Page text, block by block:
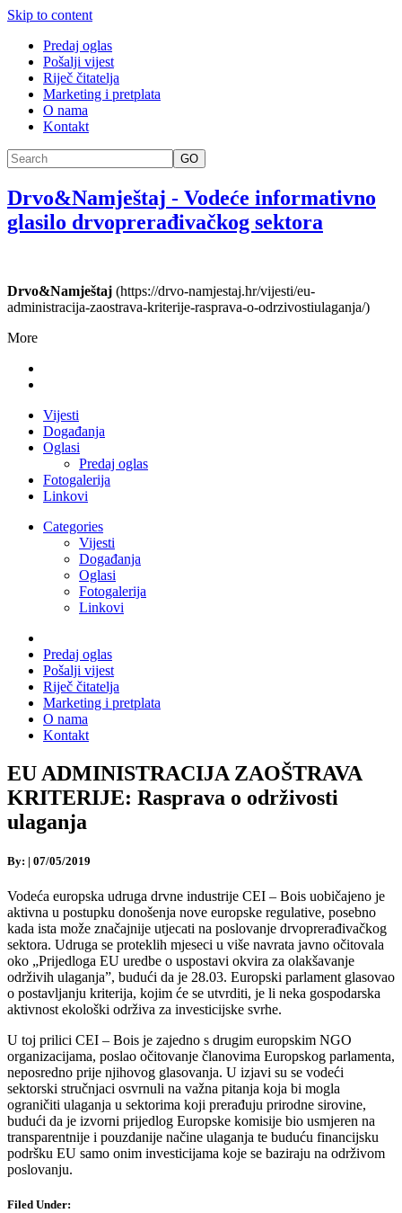
Skip to content
Predaj oglas
Pošalji vijest
Riječ čitatelja
Marketing i pretplata
O nama
Kontakt
GO
Drvo&Namještaj - Vodeće informativno
glasilo drvoprerađivačkog sektora
Drvo&Namještaj (https://drvo-namjestaj.hr/vijesti/eu-
administracija-zaostrava-kriterije-rasprava-o-odrzivostiulaganja/)
More
Vijesti
Događanja
Oglasi
Predaj oglas
Fotogalerija
Linkovi
Categories
Vijesti
Događanja
Oglasi
Fotogalerija
Linkovi
Predaj oglas
Pošalji vijest
Riječ čitatelja
Marketing i pretplata
O nama
Kontakt
EU ADMINISTRACIJA ZAOŠTRAVA
KRITERIJE: Rasprava o održivosti
ulaganja
By: | 07/05/2019
Vodeća europska udruga drvne industrije CEI – Bois uobičajeno je
aktivna u postupku donošenja nove europske regulative, posebno
kada ista može značajnije utjecati na poslovanje drvoprerađivačkog
sektora. Udruga se proteklih mjeseci u više navrata javno očitovala
oko „Prijedloga EU uredbe o uspostavi okvira za olakšavanje
održivih ulaganja”, budući da je 28.03. Europski parlament glasovao
o postavljanju kriterija, kojim će se utvrditi, je li neka gospodarska
aktivnost ekološki održiva za investicijske svrhe.
U toj prilici CEI – Bois je zajedno s drugim europskim NGO
organizacijama, poslao očitovanje članovima Europskog parlamenta,
neposredno prije njihovog glasovanja. U izjavi su se vodeći
sektorski stručnjaci osvrnuli na važna pitanja koja bi mogla
ograničiti ulaganja u sektorima koji prerađuju prirodne sirovine,
budući da je izvorni prijedlog Europske komisije bio usmjeren na
transparentnije i pouzdanije načine ulaganja te buduću financijsku
podršku EU samo onim investicijama koje se baziraju na održivom
poslovanju.
Filed Under: